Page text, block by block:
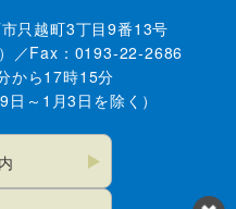
只越町3丁目9番13号
／Fax：0193-22-2686
から17時15分
日～1月3日を除く）